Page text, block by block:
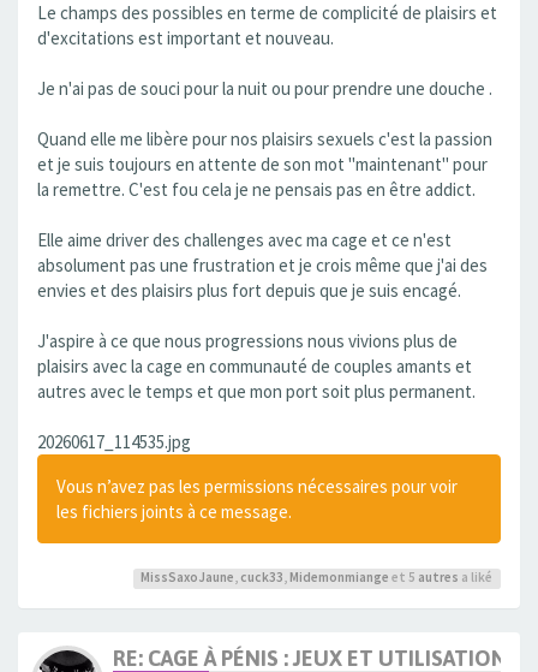
Le champs des possibles en terme de complicité de plaisirs et
d'excitations est important et nouveau.
Je n'ai pas de souci pour la nuit ou pour prendre une douche .
Quand elle me libère pour nos plaisirs sexuels c'est la passion
et je suis toujours en attente de son mot "maintenant" pour
la remettre. C'est fou cela je ne pensais pas en être addict.
Elle aime driver des challenges avec ma cage et ce n'est
absolument pas une frustration et je crois même que j'ai des
envies et des plaisirs plus fort depuis que je suis encagé.
J'aspire à ce que nous progressions nous vivions plus de
plaisirs avec la cage en communauté de couples amants et
autres avec le temps et que mon port soit plus permanent.
20260617_114535.jpg
Vous n’avez pas les permissions nécessaires pour voir
les fichiers joints à ce message.
MissSaxoJaune, cuck33, Midemonmiange et 5 autres a liké
RE: CAGE À PÉNIS : JEUX ET UTILISATION,